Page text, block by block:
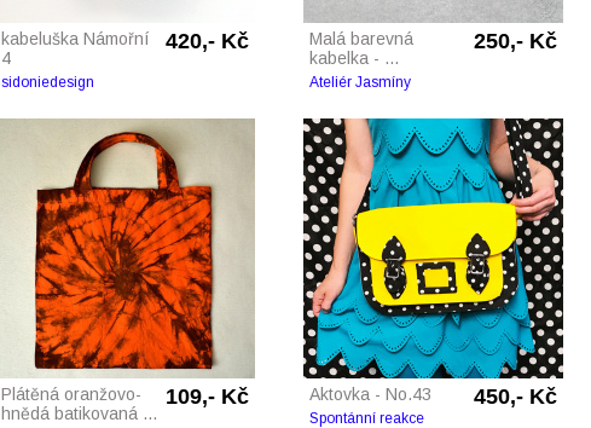
kabeluška Námořní
4
420,- Kč
sidoniedesign
Malá barevná
kabelka - ...
250,- Kč
Ateliér Jasmíny
Plátěná oranžovo-
hnědá batikovaná ...
109,- Kč Aktovka - No.43 450,- Kč
Spontánní reakce